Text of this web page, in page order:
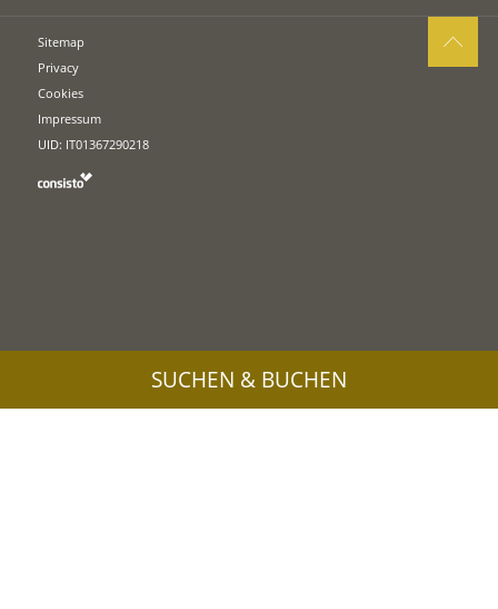
Sitemap
Privacy
Cookies
Impressum
UID: IT01367290218
SUCHEN & BUCHEN